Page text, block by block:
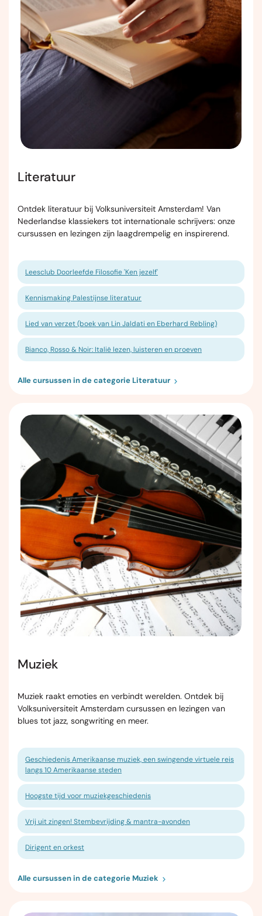
Literatuur
Ontdek literatuur bij Volksuniversiteit Amsterdam! Van
Nederlandse klassiekers tot internationale schrijvers: onze
cursussen en lezingen zijn laagdrempelig en inspirerend.
Leesclub Doorleefde Filosofie 'Ken jezelf'
Kennismaking Palestijnse literatuur
Lied van verzet (boek van Lin Jaldati en Eberhard Rebling)
Bianco, Rosso & Noir: Italië lezen, luisteren en proeven
Alle cursussen in de categorie Literatuur
Muziek
Muziek raakt emoties en verbindt werelden. Ontdek bij
Volksuniversiteit Amsterdam cursussen en lezingen van
blues tot jazz, songwriting en meer.
Geschiedenis Amerikaanse muziek, een swingende virtuele reis
langs 10 Amerikaanse steden
Hoogste tijd voor muziekgeschiedenis
Vrij uit zingen! Stembevrijding & mantra-avonden
Dirigent en orkest
Alle cursussen in de categorie Muziek